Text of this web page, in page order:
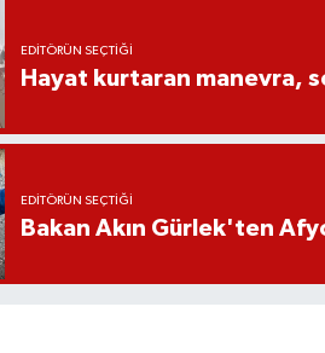
EDITÖRÜN SEÇTIĞI
Hayat kurtaran manevra,
EDITÖRÜN SEÇTIĞI
Bakan Akın Gürlek'ten